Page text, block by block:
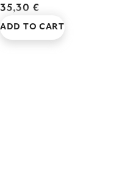
35,30 €
ADD TO CART